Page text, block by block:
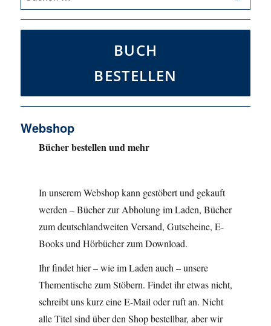
nach:
BUCH
BESTELLEN
Webshop
Bücher bestellen und mehr
In unserem Webshop kann gestöbert und gekauft
werden – Bücher zur Abholung im Laden, Bücher
zum deutschlandweiten Versand, Gutscheine, E-
Books und Hörbücher zum Download.
Ihr findet hier – wie im Laden auch – unsere
Thementische zum Stöbern. Findet ihr etwas nicht,
schreibt uns kurz eine E-Mail oder ruft an. Nicht
alle Titel sind über den Shop bestellbar, aber wir